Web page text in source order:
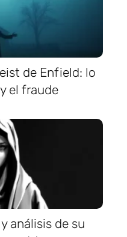
de Enfield: lo
el fraude
análisis de su